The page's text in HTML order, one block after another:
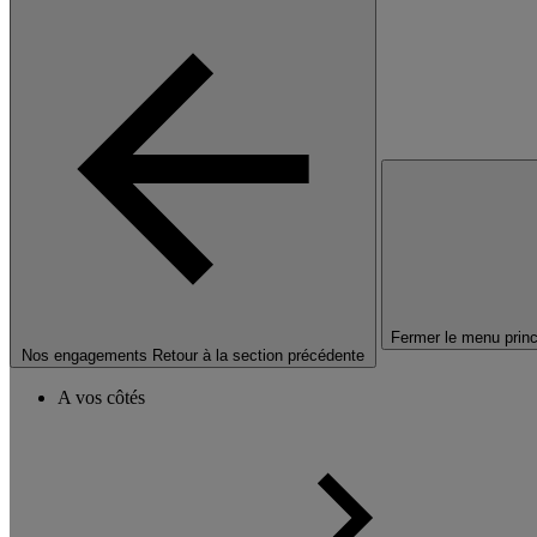
Nos engagements Retour à la section précédente
Fermer le menu
A vos côtés